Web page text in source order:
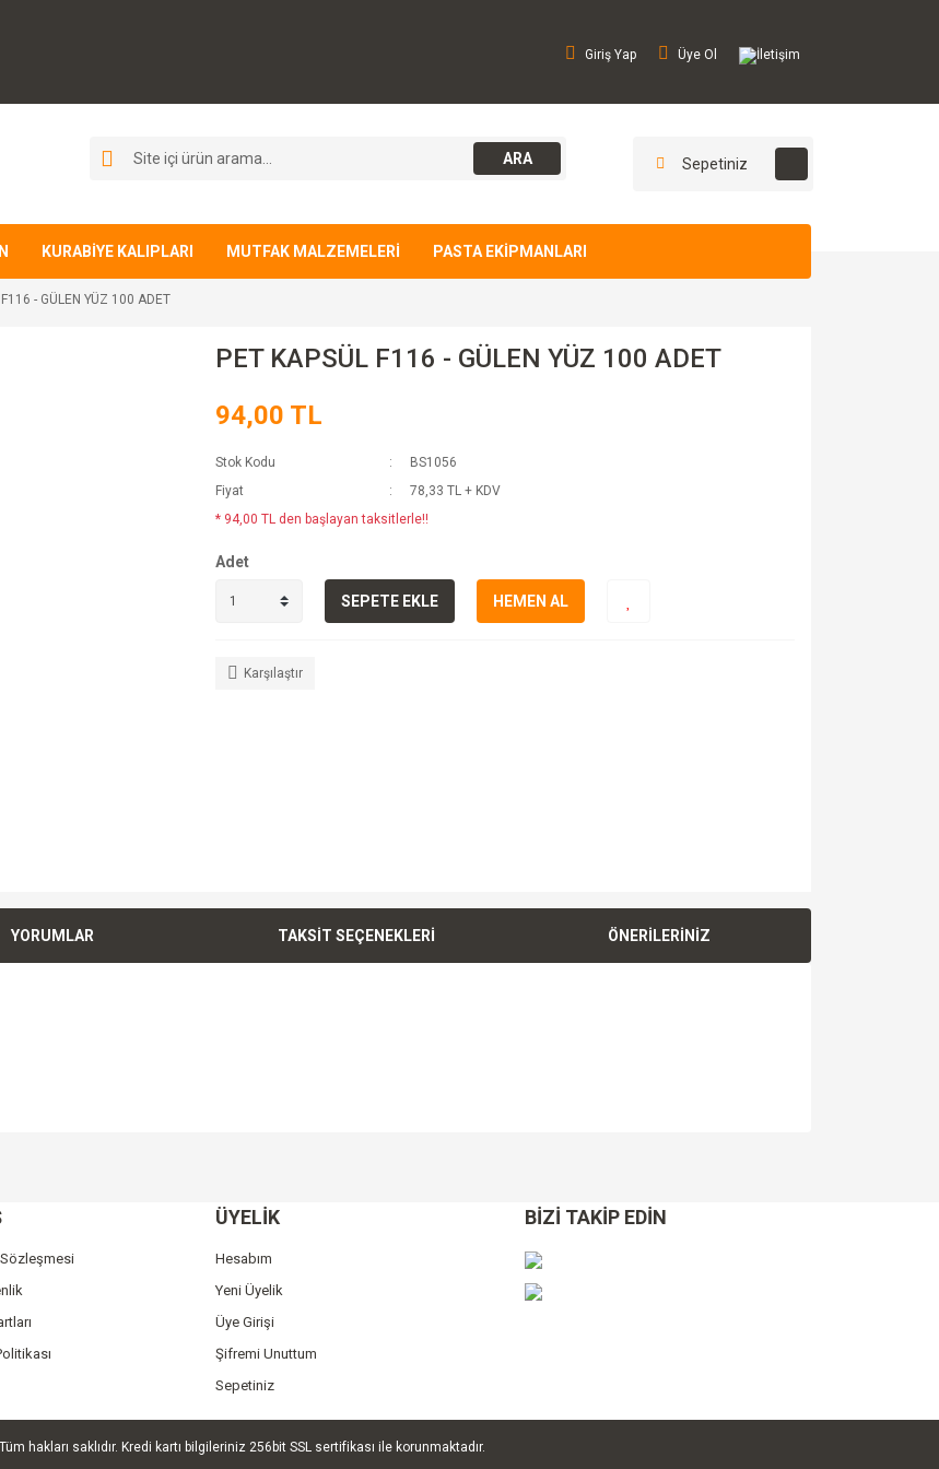
Giriş Yap Üye Ol İletişim
ARA Sepetiniz
KURABİYE KALIPLARI MUTFAK MALZEMELERİ PASTA EKİPMANLARI
F116 - GÜLEN YÜZ 100 ADET
PET KAPSÜL F116 - GÜLEN YÜZ 100 ADET
94,00 TL
Stok Kodu
BS1056
Fiyat
78,33 TL + KDV
* 94,00 TL den başlayan taksitlerle!!
Adet
SEPETE EKLE HEMEN AL
Karşılaştır
YORUMLAR TAKSİT SEÇENEKLERİ ÖNERİLERİNİZ
ÜYELİK
Hesabım
Yeni Üyelik
Üye Girişi
Şifremi Unuttum
Sepetiniz
BİZİ TAKİP EDİN
hakları saklıdır. Kredi kartı bilgileriniz 256bit SSL sertifikası ile korunmaktadır.